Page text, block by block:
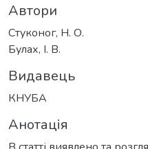
Автори
Стуконог, Н. О.
Булах, І. В.
Видавець
КНУБА
Анотація